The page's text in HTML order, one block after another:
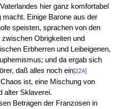
hier ganz komfortabel
macht. Einige Barone aus der
speisten, sprachen von den
Obrigkeiten und
Erbherren und Leibeigenen,
und da ergab sich
daß alles noch ein[224]
ist, eine Mischung von
alter Sklaverei.
Betragen der Franzosen in